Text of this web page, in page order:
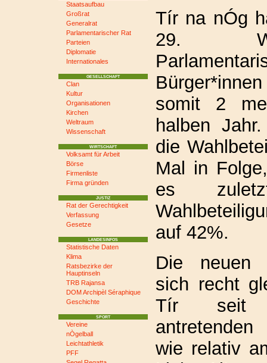
Staatsaufbau
Großrat
Generalrat
Parlamentarischer Rat
Parteien
Diplomatie
Internationales
GESELLSCHAFT
Clan
Kultur
Organisationen
Kirchen
Weltraum
Wissenschaft
WIRTSCHAFT
Volksamt für Arbeit
Börse
Firmenliste
Firma gründen
JUSTIZ
Rat der Gerechtigkeit
Verfassung
Gesetze
LANDESINFOS
Statistische Daten
Klima
Ratsbezirke der
Hauptinseln
TRB Rajansa
DOM Archipèl Séraphique
Geschichte
SPORT
Vereine
nÒgelball
Leichtathletik
PFF
Tír na nÓg
29.
somit 2
halben
die
Mal in
es
auf 42%.
Die neuen
sich recht
Tír seit
wie relativ